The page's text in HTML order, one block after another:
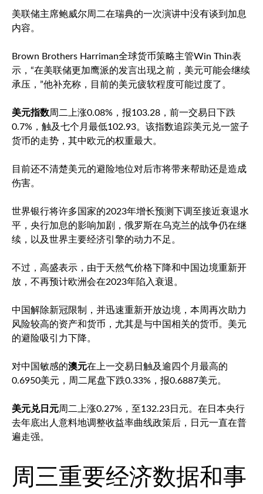
美联储主席鲍威尔周二在瑞典的一次演讲中没有谈到加息
内容。
Brown Brothers Harriman全球货币策略主管Win Thin表
示，“在美联储更加鹰派的发言出现之前，美元可能会继续
承压，”他补充称，目前的美元疲软程度可能过度了。
美元指数周二上涨0.08%，报103.28，前一交易日下跌
0.7%，触及七个月最低102.93。该指数追踪美元兑一篮子
货币的走势，其中欧元的权重最大。
目前还不清楚美元的避险地位对后市将带来帮助还是造成
伤害。
世界银行将许多国家的2023年增长预测下调至接近衰退水
平，央行加息的影响加剧，俄罗斯在乌克兰的战争仍在继
续，以及世界主要经济引擎的动力不足。
不过，高盛表示，由于天然气价格下降和中国边境重新开
放，不再预计欧洲会在2023年陷入衰退。
中国解除新冠限制，并迅速重新开放边境，本周再次助力
风险较高的资产和货币，尤其是与中国相关的货币。美元
的避险吸引力下降。
对中国敏感的澳元在上一交易日触及逾四个月最高的
0.6950美元，周二尾盘下跌0.33%，报0.6887美元。
美元兑日元周二上涨0.27%，至132.23日元。在日本央行
去年底出人意料地调整收益率曲线政策后，日元一直在普
遍走强。
周三重要经济数据和事